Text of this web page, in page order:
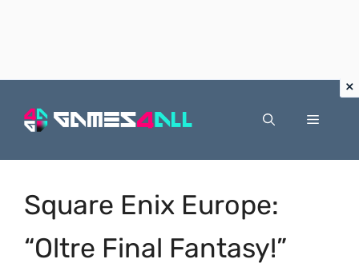
Menu
Square Enix Europe:
“Oltre Final Fantasy!”